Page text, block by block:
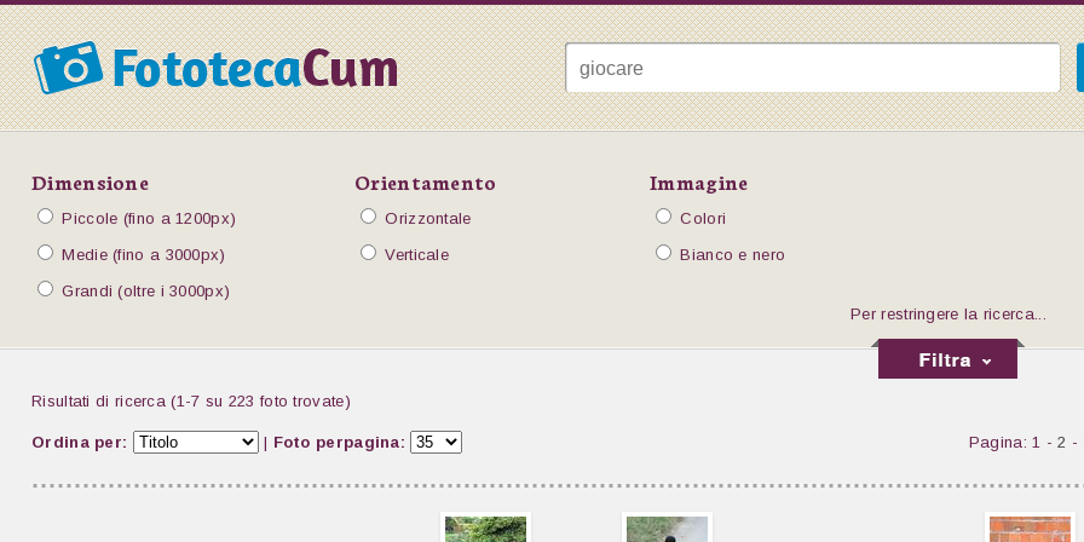
Dimensione Orientamento Immagine
Piccole (fino a 1200px) Orizzontale
Colori
Medie (fino a 3000px)
Verticale
Bianco e nero
Grandi (oltre i 3000px)
Per restringere la ricerca...
Risultati di ricerca (1-7 su 223 foto trovate)
Ordina per: | Foto perpagina: Pagina: 1 -2 -